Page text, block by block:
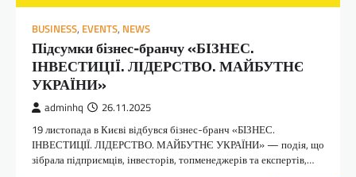
BUSINESS, EVENTS, NEWS
Підсумки бізнес-бранчу «БІЗНЕС.
ІНВЕСТИЦІЇ. ЛІДЕРСТВО. МАЙБУТНЄ
УКРАЇНИ»
adminhq 26.11.2025
19 листопада в Києві відбувся бізнес-бранч «БІЗНЕС.
ІНВЕСТИЦІЇ. ЛІДЕРСТВО. МАЙБУТНЄ УКРАЇНИ» — подія, що
зібрала підприємців, інвесторів, топменеджерів та експертів,…